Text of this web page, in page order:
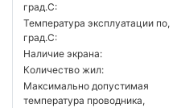
град.C:
Температура эксплуатации по,
град.C:
Наличие экрана:
Количество жил:
Максимально допустимая
температура проводника,